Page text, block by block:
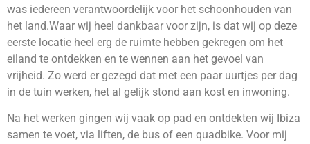
was iedereen verantwoordelijk voor het schoonhouden van
het land.Waar wij heel dankbaar voor zijn, is dat wij op deze
eerste locatie heel erg de ruimte hebben gekregen om het
eiland te ontdekken en te wennen aan het gevoel van
vrijheid. Zo werd er gezegd dat met een paar uurtjes per dag
in de tuin werken, het al gelijk stond aan kost en inwoning.
Na het werken gingen wij vaak op pad en ontdekten wij Ibiza
samen te voet, via liften, de bus of een quadbike. Voor mij